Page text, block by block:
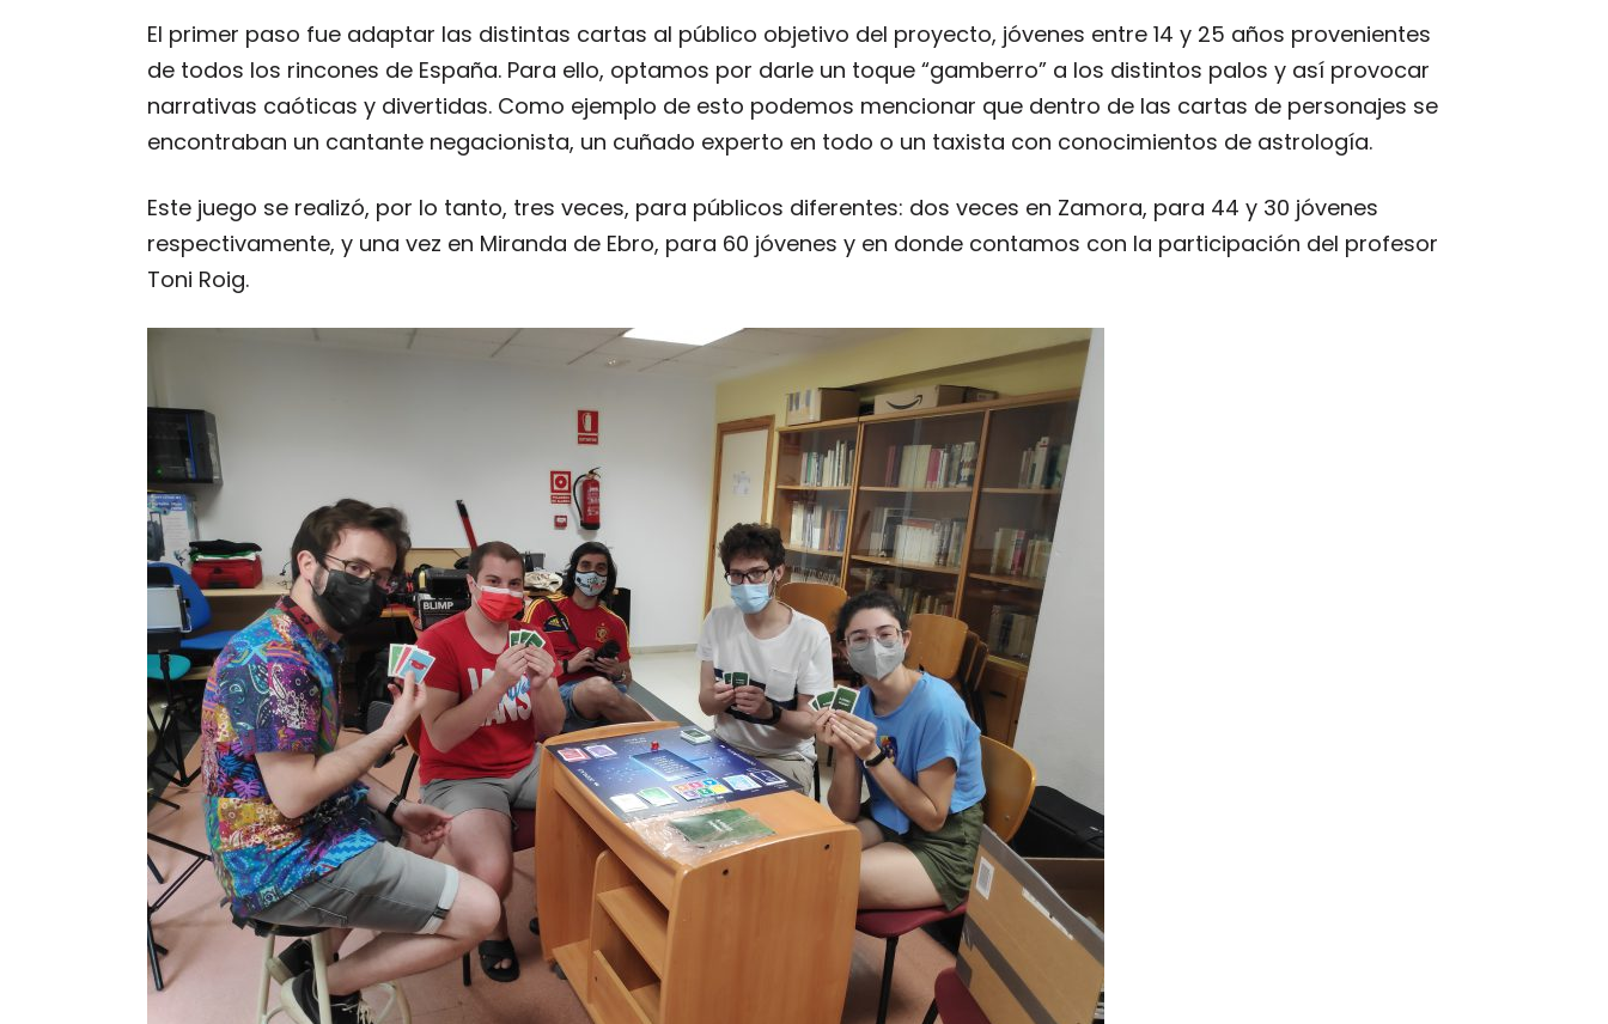
El primer paso fue adaptar las distintas cartas al público objetivo del proyecto, jóvenes entre 14 y 25 años provenientes
de todos los rincones de España. Para ello, optamos por darle un toque “gamberro” a los distintos palos y así provocar
narrativas caóticas y divertidas. Como ejemplo de esto podemos mencionar que dentro de las cartas de personajes se
encontraban un cantante negacionista, un cuñado experto en todo o un taxista con conocimientos de astrología.
Este juego se realizó, por lo tanto, tres veces, para públicos diferentes: dos veces en Zamora, para 44 y 30 jóvenes
respectivamente, y una vez en Miranda de Ebro, para 60 jóvenes y en donde contamos con la participación del profesor
Toni Roig.